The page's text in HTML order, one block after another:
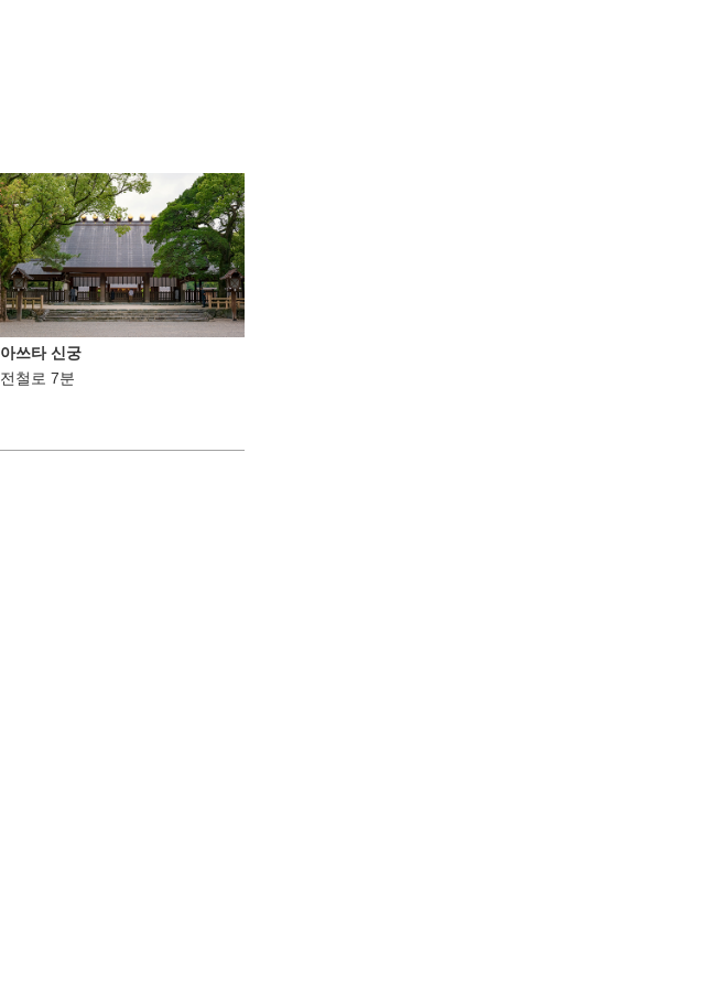
아쓰타 신궁
전철로 7분